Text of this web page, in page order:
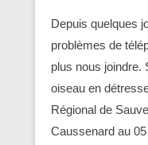
Depuis quelques
problèmes de
plus nous joindre.
oiseau en
Régional de
Caussenard au